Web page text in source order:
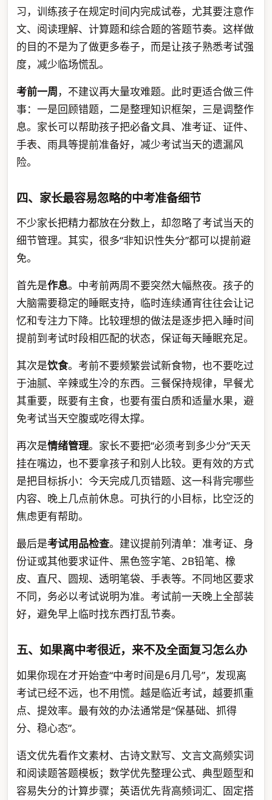
习，训练孩子在规定时间内完成试卷，尤其要注意作
文、阅读理解、计算题和综合题的答题节奏。这样做
的目的不是为了做更多卷子，而是让孩子熟悉考试强
度，减少临场慌乱。
考前一周，不建议再大量攻难题。此时更适合做三件
事：一是回顾错题，二是整理知识框架，三是调整作
息。家长可以帮助孩子把必备文具、准考证、证件、
手表、雨具等提前准备好，减少考试当天的遗漏风
险。
四、家长最容易忽略的中考准备细节
不少家长把精力都放在分数上，却忽略了考试当天的
细节管理。其实，很多“非知识性失分”都可以提前避
免。
首先是作息。中考前两周不要突然大幅熬夜。孩子的
大脑需要稳定的睡眠支持，临时连续通宵往往会让记
忆和专注力下降。比较理想的做法是逐步把入睡时间
提前到考试时段相匹配的状态，保证每天睡眠充足。
其次是饮食。考前不要频繁尝试新食物，也不要吃过
于油腻、辛辣或生冷的东西。三餐保持规律，早餐尤
其重要，既要有主食，也要有蛋白质和适量水果，避
免考试当天空腹或吃得太撑。
再次是情绪管理。家长不要把“必须考到多少分”天天
挂在嘴边，也不要拿孩子和别人比较。更有效的方式
是把目标拆小：今天完成几页错题、这一科背完哪些
内容、晚上几点前休息。可执行的小目标，比空泛的
焦虑更有帮助。
最后是考试用品检查。建议提前列清单：准考证、身
份证或其他要求证件、黑色签字笔、2B铅笔、橡
皮、直尺、圆规、透明笔袋、手表等。不同地区要求
不同，务必以考试说明为准。考试前一天晚上全部装
好，避免早上临时找东西打乱节奏。
五、如果离中考很近，来不及全面复习怎么办
如果你现在才开始查“中考时间是6月几号”，发现离
考试已经不远，也不用慌。越是临近考试，越要抓重
点、提效率。最有效的办法通常是“保基础、抓得
分、稳心态”。
语文优先看作文素材、古诗文默写、文言文高频实词
和阅读题答题模板；数学优先整理公式、典型题型和
容易失分的计算步骤；英语优先背高频词汇、固定搭